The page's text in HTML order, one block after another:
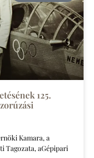
125.
Kamara, a
Tagozata, aGépipari